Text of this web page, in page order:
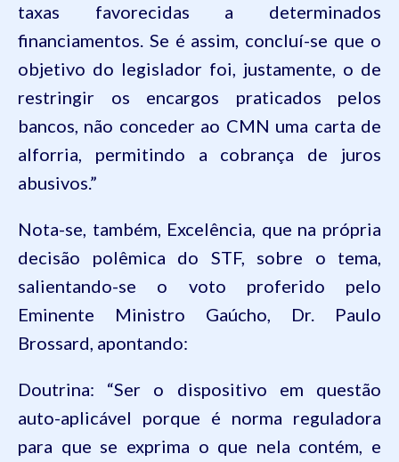
taxas favorecidas a determinados
financiamentos. Se é assim, concluí-se que o
objetivo do legislador foi, justamente, o de
restringir os encargos praticados pelos
bancos, não conceder ao CMN uma carta de
alforria, permitindo a cobrança de juros
abusivos.”
Nota-se, também, Excelência, que na própria
decisão polêmica do STF, sobre o tema,
salientando-se o voto proferido pelo
Eminente Ministro Gaúcho, Dr. Paulo
Brossard, apontando:
Doutrina: “Ser o dispositivo em questão
auto-aplicável porque é norma reguladora
para que se exprima o que nela contém, e